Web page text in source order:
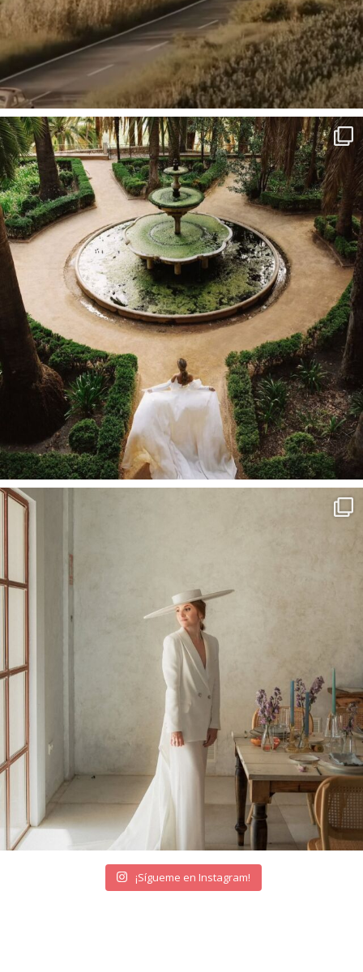
¡Sígueme en Instagram!